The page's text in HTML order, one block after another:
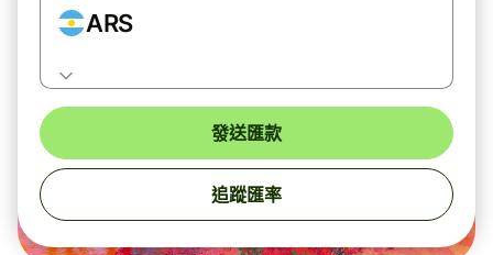
ARS
發送匯款
追蹤匯率